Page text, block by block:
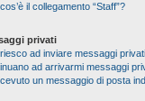
il collegamento “Staff”?
privati
ad inviare messaggi
ad arrivarmi messaggi
un messaggio di posta